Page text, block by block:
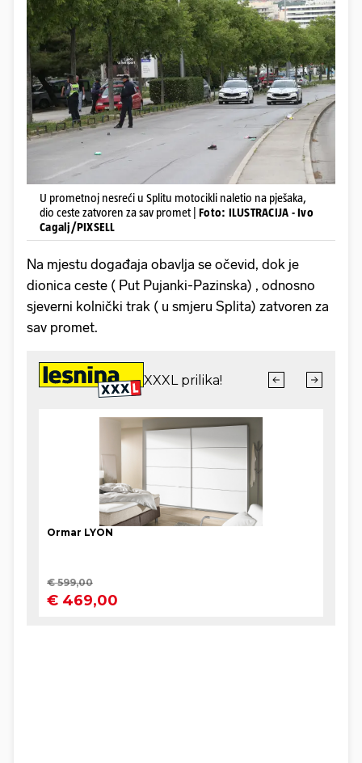
U prometnoj nesreći u Splitu motocikli naletio na pješaka,
dio ceste zatvoren za sav promet | Foto: ILUSTRACIJA - Ivo
Cagalj/PIXSELL
Na mjestu događaja obavlja se očevid, dok je
dionica ceste ( Put Pujanki-Pazinska) , odnosno
sjeverni kolnički trak ( u smjeru Splita) zatvoren za
sav promet.